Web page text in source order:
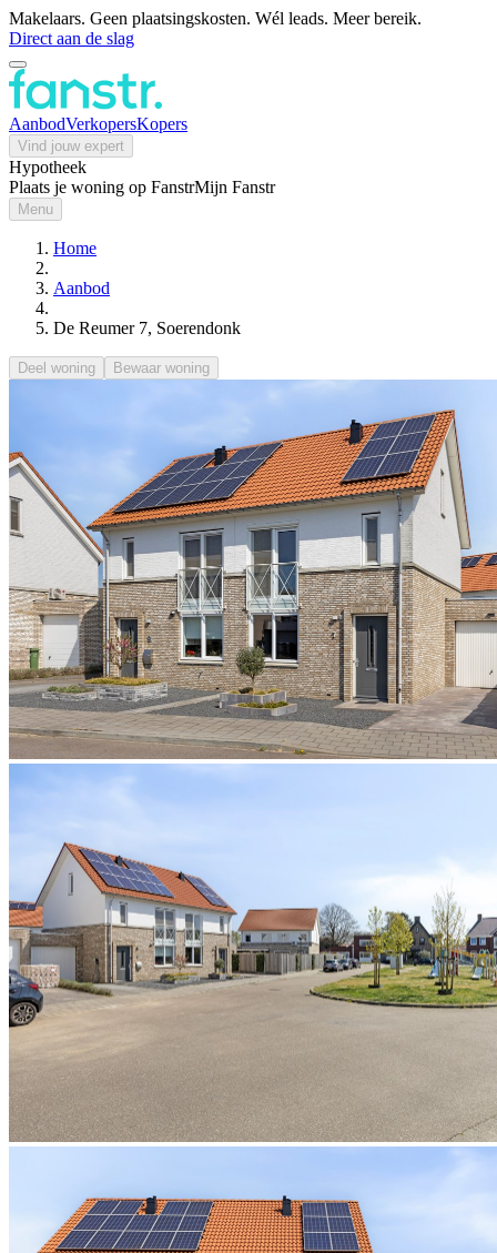
Makelaars. Geen plaatsingskosten. Wél leads. Meer bereik.
Direct aan de slag
AanbodVerkopersKopers
Vind jouw expert
Hypotheek
Plaats je woning op FanstrMijn Fanstr
Menu
Home
Aanbod
De Reumer 7, Soerendonk
Deel woning Bewaar woning